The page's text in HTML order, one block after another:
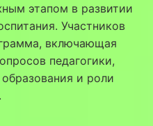
этапом в развитии
Участников
включающая
педагогики,
и роли